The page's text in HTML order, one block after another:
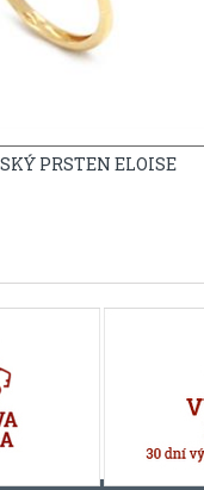
PRSTEN ELOISE